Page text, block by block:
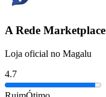
A Rede Marketplace
Loja oficial no Magalu
4.7